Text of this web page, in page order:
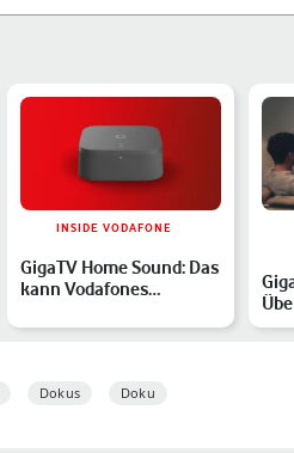
INSIDE VODAFONE
GigaTV Home Sound: Das
kann Vodafones
integrie…
Dokus Doku